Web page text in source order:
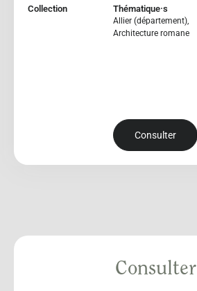
Collection Thématique·s
Allier (département),
Architecture romane
Consulter
Consulter